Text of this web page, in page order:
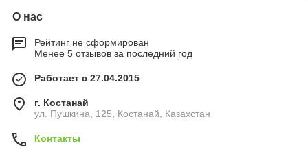
О нас
Рейтинг не сформирован
Менее 5 отзывов за последний год
Работает с 27.04.2015
г. Костанай
ул. Пушкина, 125, Костанай, Казахстан
Контакты